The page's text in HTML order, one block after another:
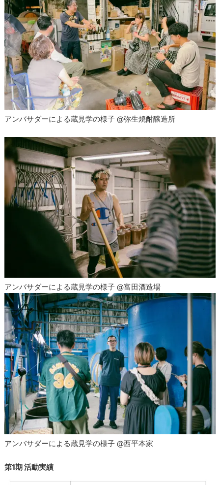
アンバサダーによる蔵見学の様子 @弥生焼酎醸造所
アンバサダーによる蔵見学の様子 @富田酒造場
アンバサダーによる蔵見学の様子 @西平本家
第1期 活動実績